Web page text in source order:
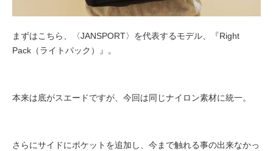
まずはこちら、〈JANSPORT〉を代表するモデル、
『Right
Pack（ライトパック）』。
本来は底がスエードですが、今回は同じナイロン素材に統一。
さらにサイドにポケットを追加し、今まで触れる事の出来なかっ